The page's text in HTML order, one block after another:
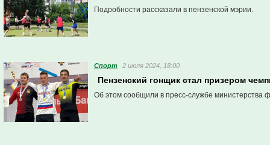
Подробности рассказали в пензенской мэрии.
Спорт 2 июля 2024, 18:00
Пензенский гонщик стал призером
Об этом сообщили в пресс-службе министерства